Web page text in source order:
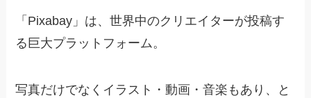
「Pixabay」は、世界中のクリエイターが投稿す
る巨大プラットフォーム。
写真だけでなくイラスト・動画・音楽もあり、と